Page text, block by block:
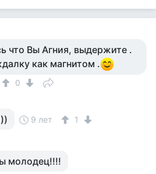
что Вы Агния, выдержите .
как магнитом .
0
9 лет 1
молодец!!!!